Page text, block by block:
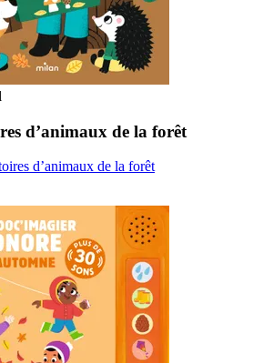
d’animaux de la forêt
d’animaux de la forêt